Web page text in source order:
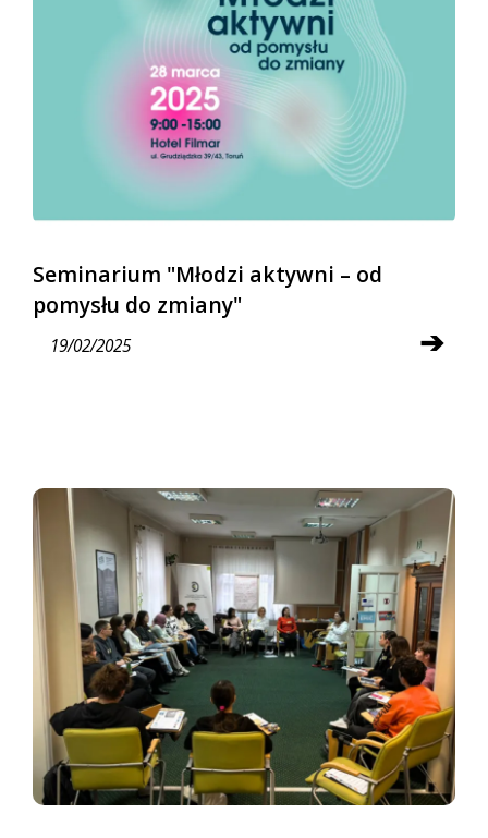
Seminarium "Młodzi aktywni – od
pomysłu do zmiany"
➔
19/02/2025